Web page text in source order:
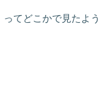
ってどこかで見たよう